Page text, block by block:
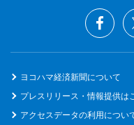
ヨコハマ経済新聞について
プレスリリース・情報提供は
アクセスデータの利用につい